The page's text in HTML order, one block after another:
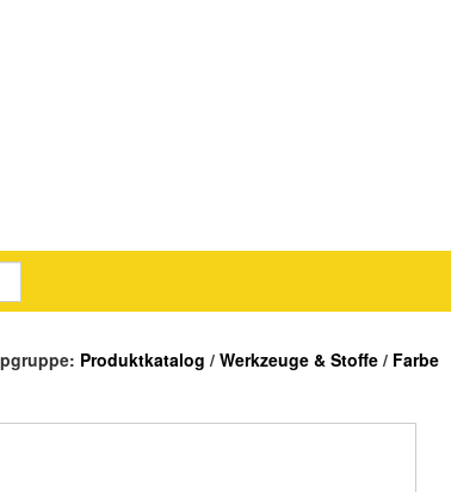
Produktkatalog / Werkzeuge & Stoffe / Farbe